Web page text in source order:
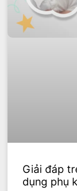
Giải đáp
dụng phụ